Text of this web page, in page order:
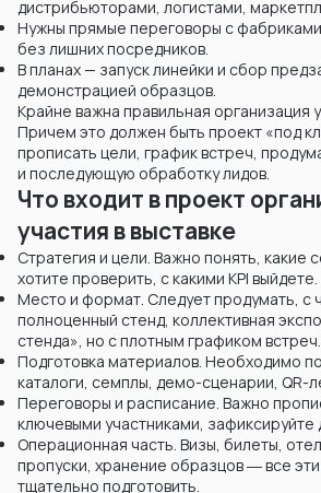
дистрибьюторами, логистами,
Нужны прямые переговоры с
без лишних посредников.
В планах — запуск линейки и сбор
демонстрацией образцов.
Крайне важна правильная организация
Причем это должен быть проект «под
прописать цели, график встреч,
и последующую обработку лидов.
Что входит в проект
участия в выставке
Стратегия и цели. Важно понять, какие
хотите проверить, с какими KPI выйдете.
Место и формат. Следует продумать, с
полноценный стенд, коллективная
стенда», но с плотным графиком встреч.
Подготовка материалов. Необходимо
каталоги, семплы, демо-сценарии, QR-
Переговоры и расписание. Важно
ключевыми участниками, зафиксируйте
Операционная часть. Визы, билеты,
пропуски, хранение образцов ― все
тщательно подготовить.